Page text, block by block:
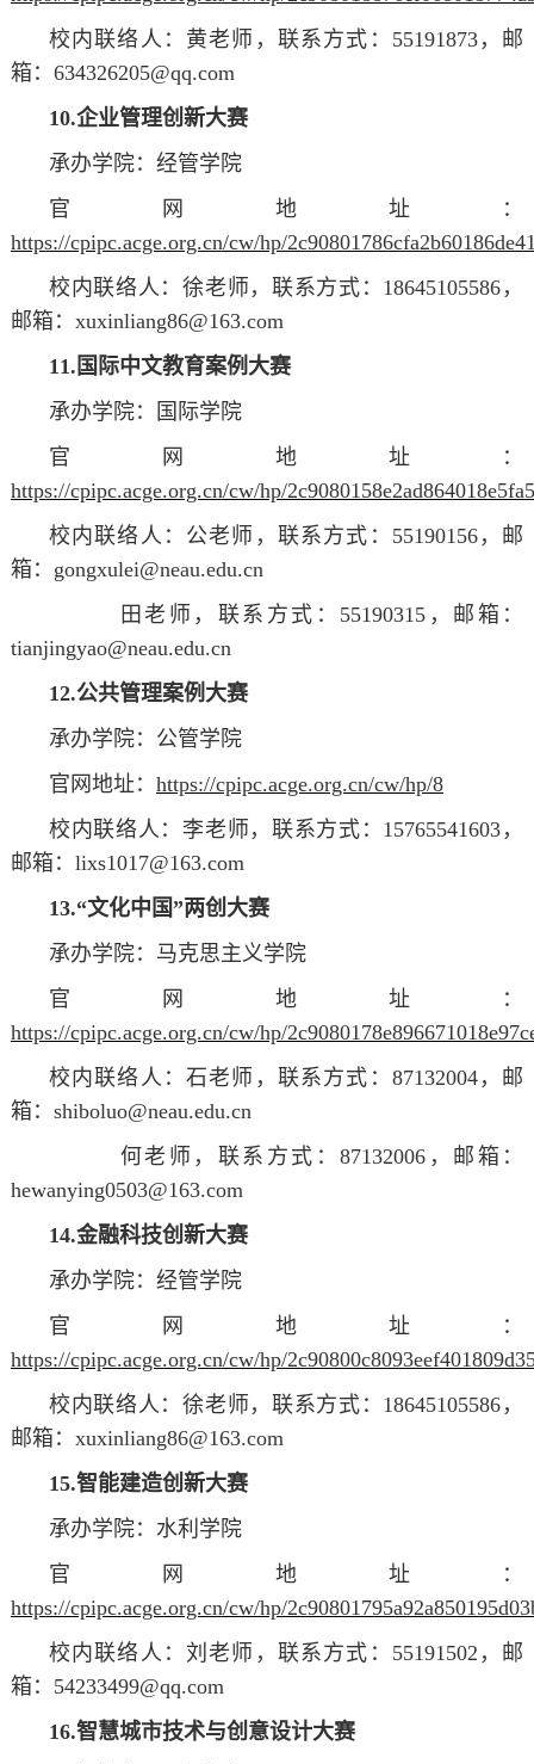
校内联络人：黄老师 ，联系方式：55191873， 邮
箱：634326205@qq.com
10.企业管理创新大赛
承办学院：经管学院
官网地址：
https://cpipc.acge.org.cn/cw/hp/
校内联络人：徐老师 ，联系方式：18645105586，
邮箱：xuxinliang86@163.com
11.国际中文教育案例大赛
承办学院：国际学院
官网地址：
https://cpipc.acge.org.cn/cw/hp/
校内联络人：公老师 ，联系方式：55190156，邮
箱：gongxulei@neau.edu.cn
田老师 ，联系方式：55190315，邮箱：
tianjingyao@neau.edu.cn
12.公共管理案例大赛
承办学院：公管学院
官网地址： https://cpipc.acge.org.cn/cw/hp/8
校内联络人：李老师 ，联系方式：15765541603，
邮箱：lixs1017@163.com
13.“文化中国”两创大赛
承办学院：马克思主义学院
官网地址：
https://cpipc.acge.org.cn/cw/hp/
校内联络人：石老师 ，联系方式：87132004，邮
箱：shiboluo@neau.edu.cn
何老师 ，联系方式：87132006，邮箱：
hewanying0503@163.com
14.金融科技创新大赛
承办学院：经管学院
官网地址：
https://cpipc.acge.org.cn/cw/hp/
校内联络人：徐老师 ，联系方式：18645105586，
邮箱：xuxinliang86@163.com
15.智能建造创新大赛
承办学院：水利学院
官网地址：
https://cpipc.acge.org.cn/cw/hp/
校内联络人：刘老师 ，联系方式：55191502，邮
箱：54233499@qq.com
16.智慧城市技术与创意设计大赛